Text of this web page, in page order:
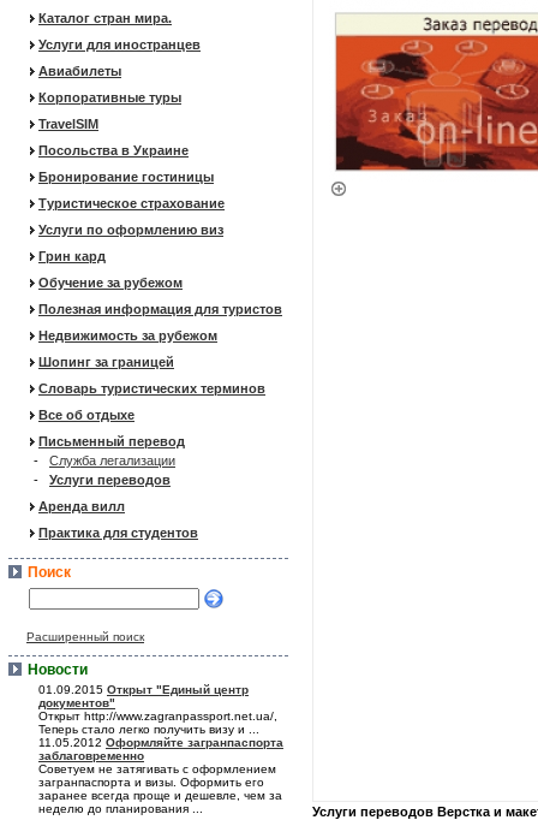
Каталог стран мира.
Услуги для иностранцев
Авиабилеты
Корпоративные туры
TravelSIM
Посольства в Украине
Бронирование гостиницы
Туристическое страхование
Услуги по оформлению виз
Грин кард
Обучение за рубежом
Полезная информация для туристов
Недвижимость за рубежом
Шопинг за границей
Словарь туристических терминов
Все об отдыхе
Письменный перевод
- Служба легализации
- Услуги переводов
Аренда вилл
Практика для студентов
Поиск
Расширенный поиск
Новости
01.09.2015 Открыт "Единый центр
документов"
Открыт http://www.zagranpassport.net.ua/,
Теперь стало легко получить визу и ...
11.05.2012 Оформляйте загранпаспорта
заблаговременно
Советуем не затягивать с оформлением
загранпаспорта и визы. Оформить его
заранее всегда проще и дешевле, чем за
неделю до планирования ...
Услуги переводов Верстка и